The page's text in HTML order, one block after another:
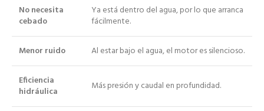
No necesita
cebado
Ya está dentro del agua, por lo que arranca
fácilmente.
Menor ruido Al estar bajo el agua, el motor es silencioso.
Eficiencia
hidráulica
Más presión y caudal en profundidad.